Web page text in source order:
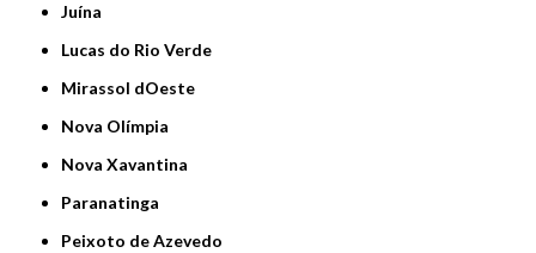
Juína
Lucas do Rio Verde
Mirassol dOeste
Nova Olímpia
Nova Xavantina
Paranatinga
Peixoto de Azevedo